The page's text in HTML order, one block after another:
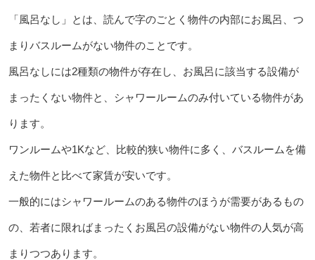
「風呂なし」とは、読んで字のごとく物件の内部にお風呂、つ
まりバスルームがない物件のことです。
風呂なしには2種類の物件が存在し、お風呂に該当する設備が
まったくない物件と、シャワールームのみ付いている物件があ
ります。
ワンルームや1Kなど、比較的狭い物件に多く、バスルームを備
えた物件と比べて家賃が安いです。
一般的にはシャワールームのある物件のほうが需要があるもの
の、若者に限ればまったくお風呂の設備がない物件の人気が高
まりつつあります。